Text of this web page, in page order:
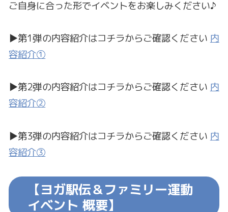
ご自身に合った形でイベントをお楽しみください♪
▶第1弾の内容紹介はコチラからご確認ください 内
容紹介①
▶第2弾の内容紹介はコチラからご確認ください 内
容紹介②
▶第3弾の内容紹介はコチラからご確認ください 内
容紹介③
【ヨガ駅伝＆ファミリー運動
イベント 概要】